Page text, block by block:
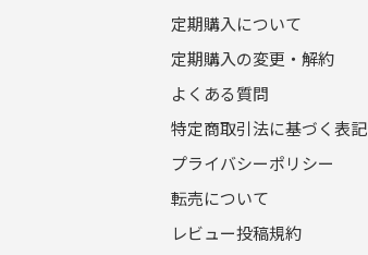
定期購入について
定期購入の変更・解約
よくある質問
特定商取引法に基づく表記
プライバシーポリシー
転売について
レビュー投稿規約